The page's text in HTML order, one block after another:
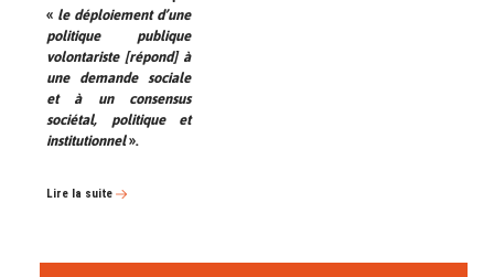
« le déploiement d’une
politique publique
volontariste [répond] à
une demande sociale
et à un consensus
sociétal, politique et
institutionnel».
Lire la suite